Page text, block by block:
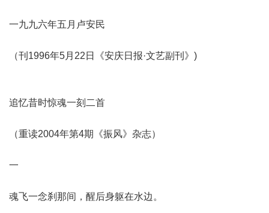
一九九六年五月卢安民
（刊1996年5月22日《安庆日报·文艺副刊》)
追忆昔时惊魂一刻二首
（重读2004年第4期《振风》杂志）
一
魂飞一念刹那间，醒后身躯在水边。